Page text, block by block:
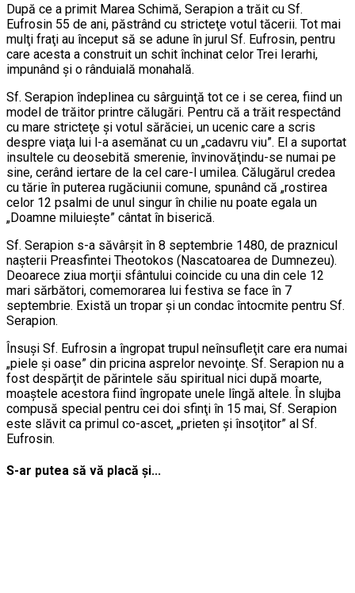
După ce a primit Marea Schimă, Serapion a trăit cu Sf.
Eufrosin 55 de ani, păstrând cu stricteţe votul tăcerii. Tot mai
mulţi fraţi au început să se adune în jurul Sf. Eufrosin, pentru
care acesta a construit un schit închinat celor Trei Ierarhi,
impunând şi o rânduială monahală.
Sf. Serapion îndeplinea cu sârguinţă tot ce i se cerea, fiind un
model de trăitor printre călugări. Pentru că a trăit respectând
cu mare stricteţe şi votul sărăciei, un ucenic care a scris
despre viaţa lui l-a asemănat cu un „cadavru viu”. El a suportat
insultele cu deosebită smerenie, învinovăţindu-se numai pe
sine, cerând iertare de la cel care-l umilea. Călugărul credea
cu tărie în puterea rugăciunii comune, spunând că „rostirea
celor 12 psalmi de unul singur în chilie nu poate egala un
„Doamne miluieşte” cântat în biserică.
Sf. Serapion s-a săvârşit în 8 septembrie 1480, de praznicul
naşterii Preasfintei Theotokos (Nascatoarea de Dumnezeu).
Deoarece ziua morţii sfântului coincide cu una din cele 12
mari sărbători, comemorarea lui festiva se face în 7
septembrie. Există un tropar şi un condac întocmite pentru Sf.
Serapion.
Însuşi Sf. Eufrosin a îngropat trupul neînsufleţit care era numai
„piele şi oase” din pricina asprelor nevoinţe. Sf. Serapion nu a
fost despărţit de părintele său spiritual nici după moarte,
moaştele acestora fiind îngropate unele lîngă altele. În slujba
compusă special pentru cei doi sfinţi în 15 mai, Sf. Serapion
este slăvit ca primul co-ascet, „prieten şi însoţitor” al Sf.
Eufrosin.
S-ar putea să vă placă și...